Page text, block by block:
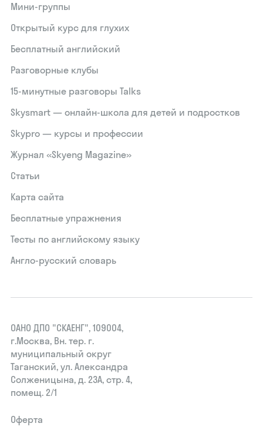
Мини-группы
Открытый курс для глухих
Бесплатный английский
Разговорные клубы
15‑минутные разговоры Talks
Skysmart — онлайн-школа для детей и подростков
Skypro — курсы и профессии
Журнал «Skyeng Magazine»
Статьи
Карта сайта
Бесплатные упражнения
Тесты по английскому языку
Англо-русский словарь
ОАНО ДПО "СКАЕНГ", 109004,
г.Москва, Вн. тер. г.
муниципальный округ
Таганский, ул. Александра
Солженицына, д. 23А, стр. 4,
помещ. 2/1
Оферта